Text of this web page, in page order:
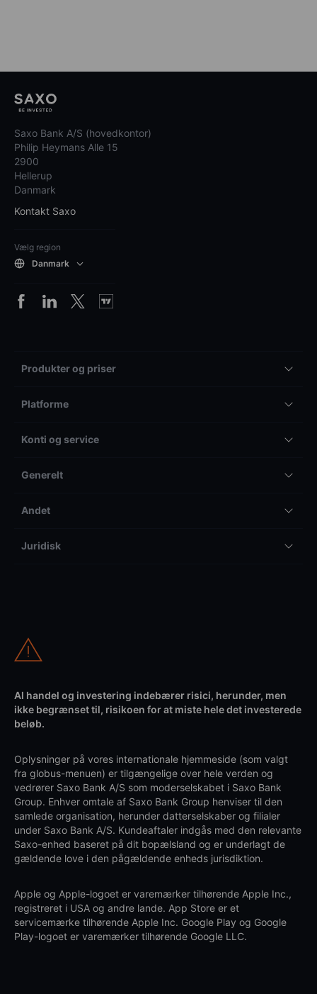
Saxo Bank A/S (hovedkontor)
Philip Heymans Alle 15
2900
Hellerup
Danmark
Kontakt Saxo
Vælg region
Danmark
Produkter og priser
Platforme
Konti og service
Generelt
Andet
Juridisk
Al handel og investering indebærer risici, herunder, men
ikke begrænset til, risikoen for at miste hele det investerede
beløb.
Oplysninger på vores internationale hjemmeside (som valgt
fra globus-menuen) er tilgængelige over hele verden og
vedrører Saxo Bank A/S som moderselskabet i Saxo Bank
Group. Enhver omtale af Saxo Bank Group henviser til den
samlede organisation, herunder datterselskaber og filialer
under Saxo Bank A/S. Kundeaftaler indgås med den relevante
Saxo-enhed baseret på dit bopælsland og er underlagt de
gældende love i den pågældende enheds jurisdiktion.
Apple og Apple-logoet er varemærker tilhørende Apple Inc.,
registreret i USA og andre lande. App Store er et
servicemærke tilhørende Apple Inc. Google Play og Google
Play-logoet er varemærker tilhørende Google LLC.